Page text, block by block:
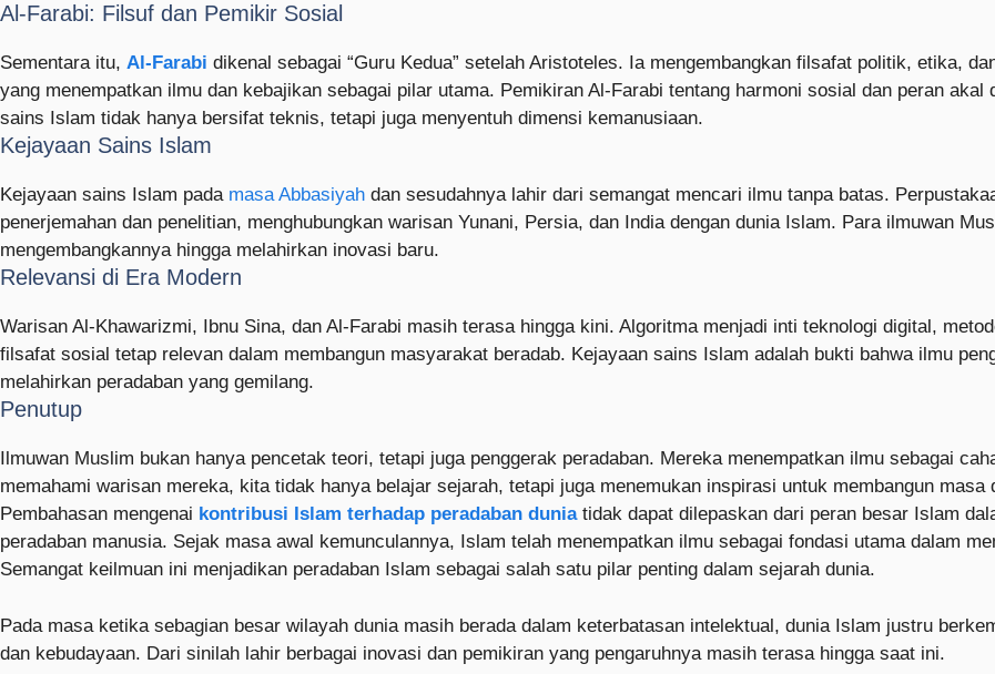
Al-Farabi: Filsuf dan Pemikir Sosial
Sementara itu, Al-Farabi dikenal sebagai “Guru Kedua” setelah Aristoteles. Ia mengembangkan filsafat politik, etika,
yang menempatkan ilmu dan kebajikan sebagai pilar utama. Pemikiran Al-Farabi tentang harmoni sosial dan peran
sains Islam tidak hanya bersifat teknis, tetapi juga menyentuh dimensi kemanusiaan.
Kejayaan Sains Islam
Kejayaan sains Islam pada masa Abbasiyah dan sesudahnya lahir dari semangat mencari ilmu tanpa batas.
penerjemahan dan penelitian, menghubungkan warisan Yunani, Persia, dan India dengan dunia Islam. Para ilmuwan
mengembangkannya hingga melahirkan inovasi baru.
Relevansi di Era Modern
Warisan Al-Khawarizmi, Ibnu Sina, dan Al-Farabi masih terasa hingga kini. Algoritma menjadi inti teknologi digital,
filsafat sosial tetap relevan dalam membangun masyarakat beradab. Kejayaan sains Islam adalah bukti bahwa ilmu
melahirkan peradaban yang gemilang.
Penutup
Ilmuwan Muslim bukan hanya pencetak teori, tetapi juga penggerak peradaban. Mereka menempatkan ilmu sebagai
memahami warisan mereka, kita tidak hanya belajar sejarah, tetapi juga menemukan inspirasi untuk membangun masa
Pembahasan mengenai kontribusi Islam terhadap peradaban duniatidak dapat dilepaskan dari peran besar Islam
peradaban manusia. Sejak masa awal kemunculannya, Islam telah menempatkan ilmu sebagai fondasi utama dalam
Semangat keilmuan ini menjadikan peradaban Islam sebagai salah satu pilar penting dalam sejarah dunia.
Pada masa ketika sebagian besar wilayah dunia masih berada dalam keterbatasan intelektual, dunia Islam justru
dan kebudayaan. Dari sinilah lahir berbagai inovasi dan pemikiran yang pengaruhnya masih terasa hingga saat ini.